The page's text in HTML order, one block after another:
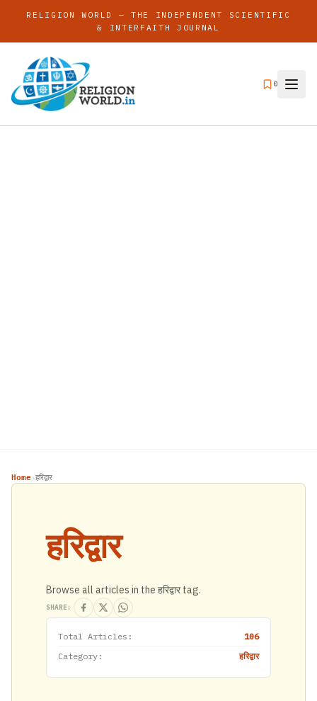
RELIGION WORLD — THE INDEPENDENT SCIENTIFIC
& INTERFAITH JOURNAL
0
Home›हरिद्वार
हरिद्वार
Browse all articles in the हरिद्वार tag.
SHARE:
Total Articles:
106
Category:
हरिद्वार